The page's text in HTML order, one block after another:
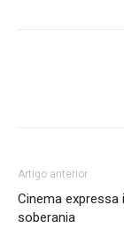
Artigo anterior
Cinema expressa
soberania